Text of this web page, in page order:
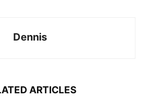
Dennis
ARTICLES